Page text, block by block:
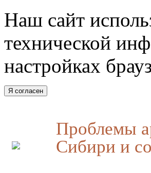
Наш сайт
технической
настройках
Я согласен
Проблемы
Сибири и